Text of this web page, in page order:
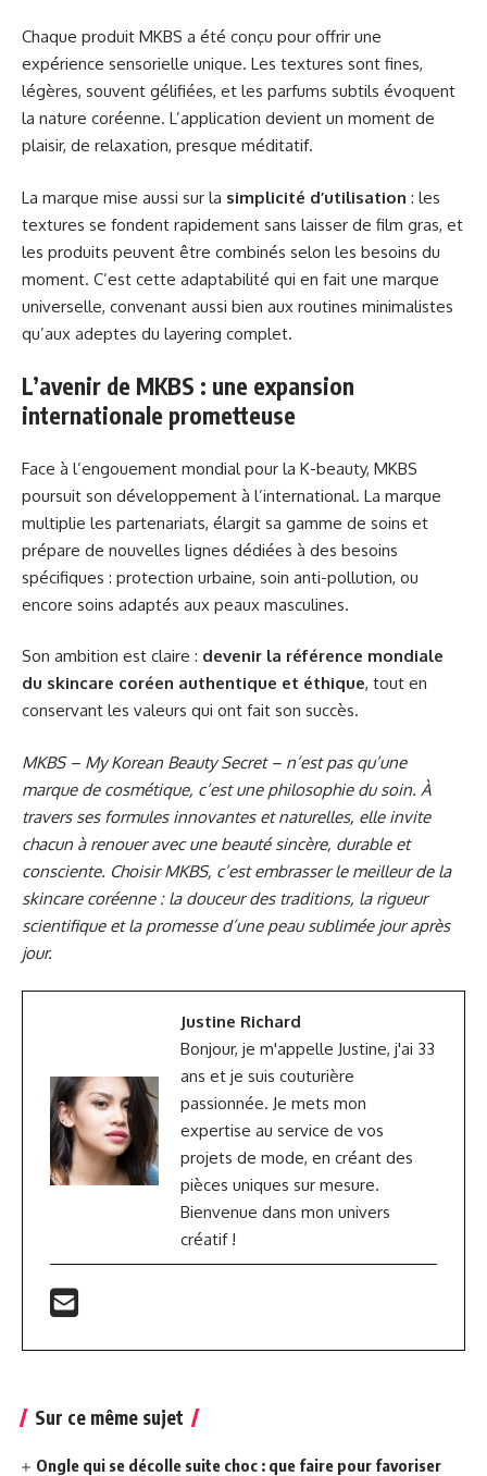
Chaque produit MKBS a été conçu pour offrir une
expérience sensorielle unique. Les textures sont fines,
légères, souvent gélifiées, et les parfums subtils évoquent
la nature coréenne. L’application devient un moment de
plaisir, de relaxation, presque méditatif.
La marque mise aussi sur la simplicité d’utilisation : les
textures se fondent rapidement sans laisser de film gras, et
les produits peuvent être combinés selon les besoins du
moment. C’est cette adaptabilité qui en fait une marque
universelle, convenant aussi bien aux routines minimalistes
qu’aux adeptes du layering complet.
L’avenir de MKBS : une expansion
internationale prometteuse
Face à l’engouement mondial pour la K-beauty, MKBS
poursuit son développement à l’international. La marque
multiplie les partenariats, élargit sa gamme de soins et
prépare de nouvelles lignes dédiées à des besoins
spécifiques : protection urbaine, soin anti-pollution, ou
encore soins adaptés aux peaux masculines.
Son ambition est claire : devenir la référence mondiale
du skincare coréen authentique et éthique, tout en
conservant les valeurs qui ont fait son succès.
MKBS – My Korean Beauty Secret – n’est pas qu’une
marque de cosmétique, c’est une philosophie du soin. À
travers ses formules innovantes et naturelles, elle invite
chacun à renouer avec une beauté sincère, durable et
consciente. Choisir MKBS, c’est embrasser le meilleur de la
skincare coréenne : la douceur des traditions, la rigueur
scientifique et la promesse d’une peau sublimée jour après
jour.
Justine Richard
Bonjour, je m'appelle Justine, j'ai 33
ans et je suis couturière
passionnée. Je mets mon
expertise au service de vos
projets de mode, en créant des
pièces uniques sur mesure.
Bienvenue dans mon univers
créatif !
Sur ce même sujet
Ongle qui se décolle suite choc : que faire pour favoriser